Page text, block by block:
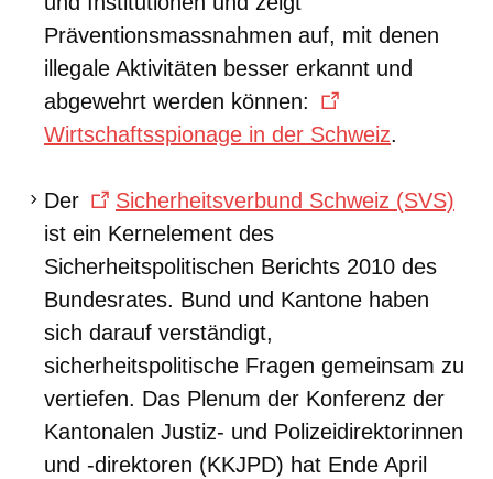
Präventionsmassnahmen auf, mit denen
illegale Aktivitäten besser erkannt und
abgewehrt werden können:
Wirtschaftsspionage in der Schweiz.
Der
Sicherheitsverbund Schweiz (SVS)
ist ein Kernelement des
Sicherheitspolitischen Berichts 2010 des
Bundesrates. Bund und Kantone haben
sich darauf verständigt,
sicherheitspolitische Fragen gemeinsam zu
vertiefen. Das Plenum der Konferenz der
Kantonalen Justiz- und Polizeidirektorinnen
und -direktoren (KKJPD) hat Ende April